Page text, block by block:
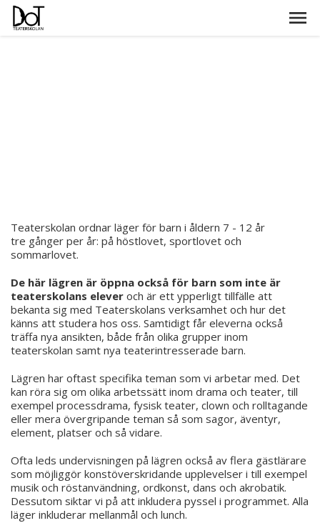
Teaterskolan ordnar läger för barn i åldern 7 - 12 år
tre gånger per år: på höstlovet, sportlovet och
sommarlovet.
De här lägren är öppna också för barn som inte är
teaterskolans elever och är ett ypperligt tillfälle att
bekanta sig med Teaterskolans verksamhet och hur det
känns att studera hos oss. Samtidigt får eleverna också
träffa nya ansikten, både från olika grupper inom
teaterskolan samt nya teaterintresserade barn.
Lägren har oftast specifika teman som vi arbetar med. Det
kan röra sig om olika arbetssätt inom drama och teater, till
exempel processdrama, fysisk teater, clown och rolltagande
eller mera övergripande teman så som sagor, äventyr,
element, platser och så vidare.
Ofta leds undervisningen på lägren också av flera gästlärare
som möjliggör konstöverskridande upplevelser i till exempel
musik och röstanvändning, ordkonst, dans och akrobatik.
Dessutom siktar vi på att inkludera pyssel i programmet. Alla
läger inkluderar mellanmål och lunch.